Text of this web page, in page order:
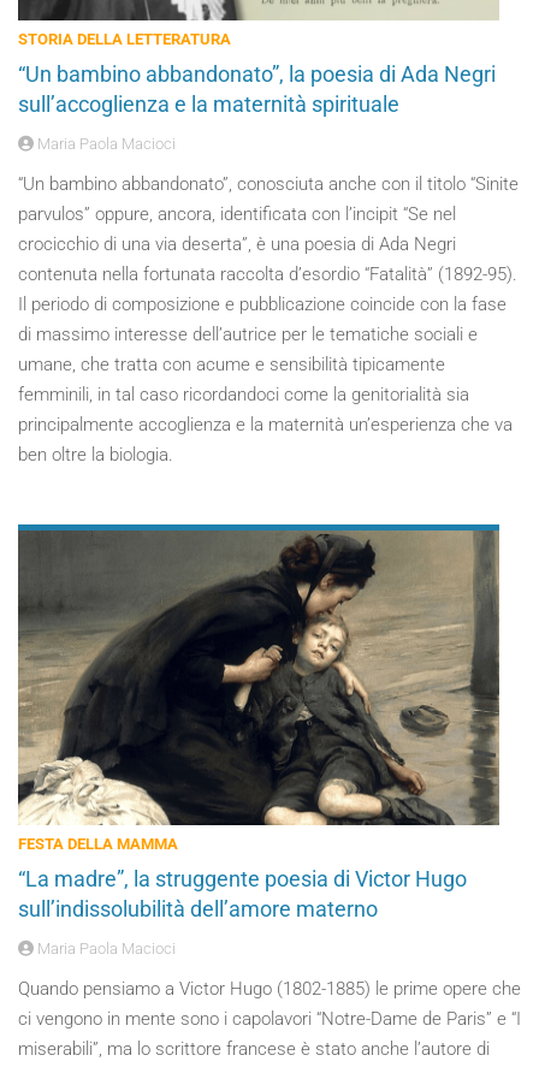
STORIA DELLA LETTERATURA
“Un bambino abbandonato”, la poesia di Ada Negri
sull’accoglienza e la maternità spirituale
Maria Paola Macioci
“Un bambino abbandonato”, conosciuta anche con il titolo “Sinite
parvulos” oppure, ancora, identificata con l’incipit “Se nel
crocicchio di una via deserta”, è una poesia di Ada Negri
contenuta nella fortunata raccolta d’esordio “Fatalità” (1892-95).
Il periodo di composizione e pubblicazione coincide con la fase
di massimo interesse dell’autrice per le tematiche sociali e
umane, che tratta con acume e sensibilità tipicamente
femminili, in tal caso ricordandoci come la genitorialità sia
principalmente accoglienza e la maternità un’esperienza che va
ben oltre la biologia.
FESTA DELLA MAMMA
“La madre”, la struggente poesia di Victor Hugo
sull’indissolubilità dell’amore materno
Maria Paola Macioci
Quando pensiamo a Victor Hugo (1802-1885) le prime opere che
ci vengono in mente sono i capolavori “Notre-Dame de Paris” e “I
miserabili”, ma lo scrittore francese è stato anche l’autore di